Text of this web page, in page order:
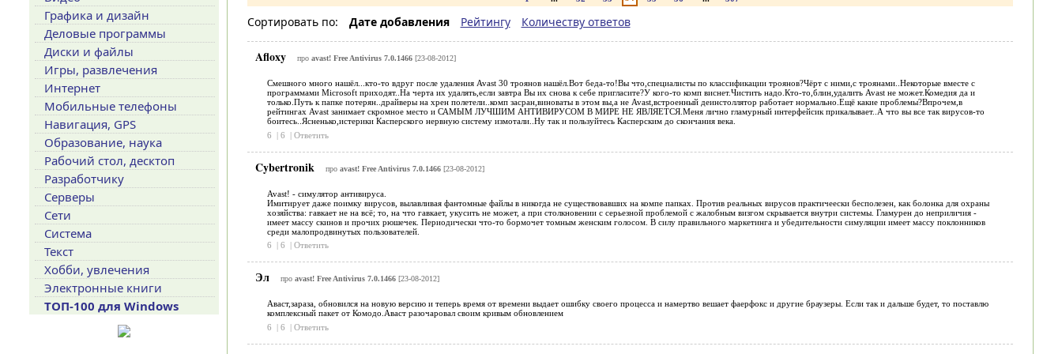
Сортировать по: Дате добавления Рейтингу Количеству ответов
Afloxy про avast! Free Antivirus 7.0.1466[23-08-2012]
Смешного много нашёл...кто-то вдруг после удаления Avast 30 троянов нашёл.Вот беда-то!Вы что,специалисты по классификации троянов?Чёрт с ними,с троянами..Некоторые вместе с
программами Microsoft приходят..На черта их удалять,если завтра Вы их снова к себе пригласите?У кого-то комп виснет.Чистить надо.Кто-то,блин,удалить Avast не может.Комедия да и
только.Путь к папке потерян..драйверы на хрен полетели..комп засран,виноваты в этом вы,а не Avast,встроенный деинстоллятор работает нормально.Ещё какие проблемы?Впрочем,в
рейтингах Avast занимает скромное место и САМЫМ ЛУЧШИМ АНТИВИРУСОМ В МИРЕ НЕ ЯВЛЯЕТСЯ.Меня лично гламурный интерфейсик прикалывает..А что вы все так вирусов-то
боитесь..Ясненько,истерики Касперского нервную систему измотали..Ну так и пользуйтесь Касперским до скончания века.
6
| 6 | Ответить
Cybertronik про avast! Free Antivirus 7.0.1466[23-08-2012]
Avast! - cимулятор антивируса.
Имитирует даже поимку вирусов, вылавливая фантомные файлы в никогда не существовавших на компе папках. Против реальных вирусов практичеески бесполезен, как болонка для охраны
хозяйства: гавкает не на всё; то, на что гавкает, укусить не может, а при столкновении с серьезной проблемой с жалобным визгом скрывается внутри системы. Гламурен до неприличия -
имеет массу скинов и прочих рюшечек. Периодически что-то бормочет томным женским голосом. В силу правильного маркетинга и убедительности симуляции имеет массу поклонников
среди малопродвинутых пользователей.
6
| 6 | Ответить
Эл про avast! Free Antivirus 7.0.1466[23-08-2012]
Аваст,зараза, обновился на новую версию и теперь время от времени выдает ошибку своего процесса и намертво вешает фаерфокс и другие браузеры. Если так и дальше будет, то поставлю
комплексный пакет от Комодо.Аваст разочаровал своим кривым обновлением
6
| 6 | Ответить
Графика и дизайн
Деловые программы
Диски и файлы
Игры, развлечения
Интернет
Мобильные телефоны
Навигация, GPS
Образование, наука
Рабочий стол, десктоп
Разработчику
Серверы
Сети
Система
Текст
Хобби, увлечения
Электронные книги
ТОП-100 для Windows